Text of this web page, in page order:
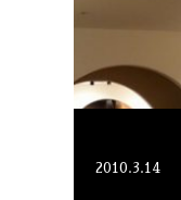
2010.3.14